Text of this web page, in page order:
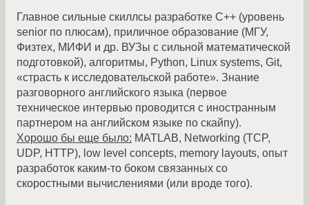
Главное сильные скиллсы разработке C++ (уровень
senior по плюсам), приличное образование (МГУ,
Физтех, МИФИ и др. ВУЗы с сильной математической
подготовкой), алгоритмы, Python, Linux systems, Git,
«страсть к исследовательской работе». Знание
разговорного английского языка (первое
техническое интервью проводится с иностранным
партнером на английском языке по скайпу).
Хорошо бы еще было: MATLAB, Networking (TCP,
UDP, HTTP), low level concepts, memory layouts, опыт
разработок каким-то боком связанных со
скоростными вычислениями (или вроде того).